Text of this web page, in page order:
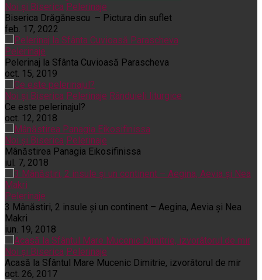
Noi și Biserica Pelerinaje
Biserica Drăgănescu – Pictura din suflet
feb. 17, 2022
Pelerinaje
Pelerinaj la Sfânta Cuvioasă Parascheva
oct. 15, 2019
Noi și Biserica Pelerinaje Rânduieli liturgice
Ce este pelerinajul?
oct. 12, 2018
Noi și Biserica Pelerinaje
Mânăstirea Panagia Eikosifinissa
iul. 7, 2018
Pelerinaje
3 Mânăstiri, 2 insule și un continent – Aegina, Aevia și Nea
Makri
iun. 19, 2018
Noi și Biserica Pelerinaje
Acasă la Sfântul Mare Mucenic Dimitrie, izvorâtorul de mir
oct. 26, 2017